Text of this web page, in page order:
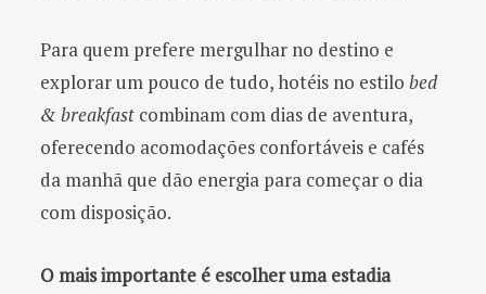
Para quem prefere mergulhar no destino e
explorar um pouco de tudo, hotéis no estilo bed
& breakfast combinam com dias de aventura,
oferecendo acomodações confortáveis e cafés
da manhã que dão energia para começar o dia
com disposição.
O mais importante é escolher uma estadia